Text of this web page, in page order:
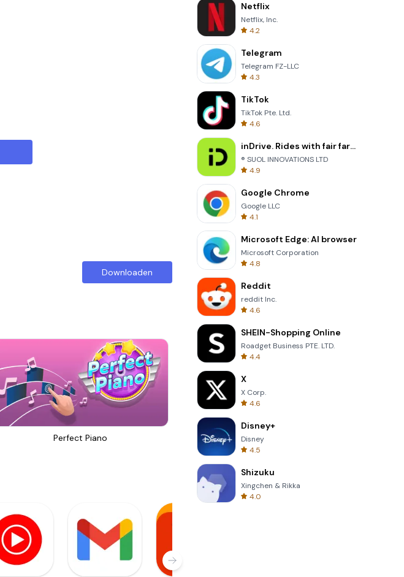
Downloaden
Perfect Piano 8 Ball Billiards Classic
Netflix
Netflix, Inc.
4.2
Telegram
Telegram FZ-LLC
4.3
TikTok
TikTok Pte. Ltd.
4.6
inDrive. Rides with fair fares
® SUOL INNOVATIONS LTD
4.9
Google Chrome
Google LLC
4.1
Microsoft Edge: AI browser
Microsoft Corporation
4.8
Reddit
reddit Inc.
4.6
SHEIN-Shopping Online
Roadget Business PTE. LTD.
4.4
X
X Corp.
4.6
Disney+
Disney
4.5
Shizuku
Xingchen & Rikka
4.0